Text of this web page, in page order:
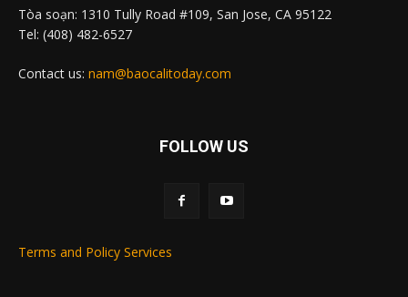
Tòa soạn: 1310 Tully Road #109, San Jose, CA 95122
Tel: (408) 482-6527
Contact us: nam@baocalitoday.com
FOLLOW US
Terms and Policy Services